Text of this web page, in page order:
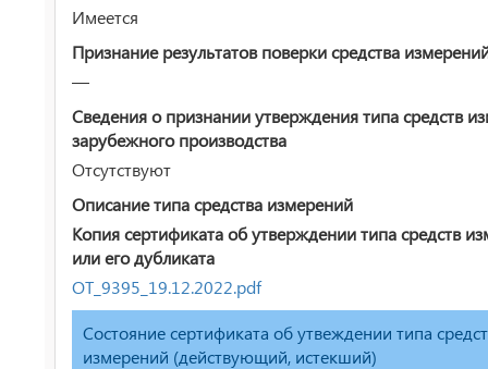
Имеется
Признание результатов поверки средства
—
Сведения о признании утверждения типа средств
зарубежного производства
Отсутствуют
Описание типа средства измерений
Копия сертификата об утверждении типа средств
или его дубликата
ОТ_9395_19.12.2022.pdf
Состояние сертификата об утвеждении типа
измерений (действующий, истекший)